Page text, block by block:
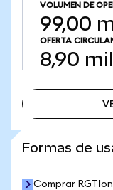
VOLUMEN DE
99,00
OFERTA
8,90 mil
Formas de
Comprar RGTIon